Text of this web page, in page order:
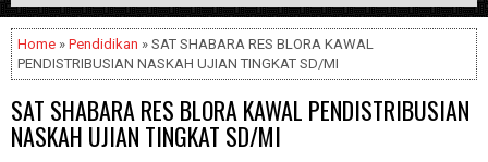
Home » Pendidikan » SAT SHABARA RES BLORA KAWAL
PENDISTRIBUSIAN NASKAH UJIAN TINGKAT SD/MI
SAT SHABARA RES BLORA KAWAL PENDISTRIBUSIAN
NASKAH UJIAN TINGKAT SD/MI